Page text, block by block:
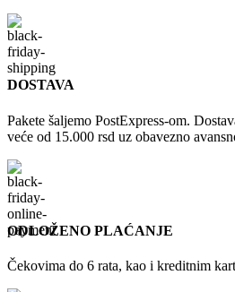
DOSTAVA
Pakete šaljemo PostExpress-om.
veće od 15.000 rsd uz obavezno
ODLOŽENO PLAĆANJE
Čekovima do 6 rata, kao i kreditnim